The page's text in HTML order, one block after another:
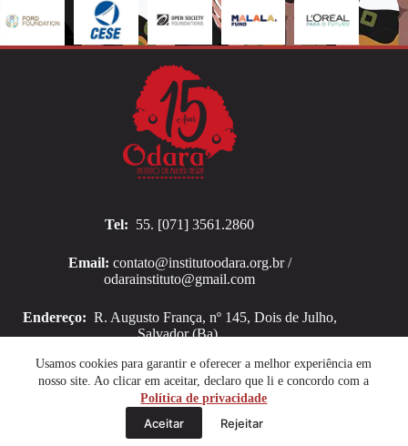
Usamos cookies para garantir e oferecer a melhor experiência em
nosso site. Ao clicar em aceitar, declaro que li e concordo com a
Política de privacidade
Aceitar Rejeitar
Tel: 55. [071] 3561.2860
Email: contato@institutoodara.org.br /
odarainstituto@gmail.com
Endereço: R. Augusto França, nº 145, Dois de Julho,
Salvador (Ba).